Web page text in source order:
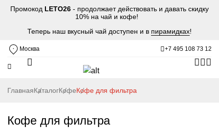
Промокод LETO26 - продолжает действовать и давать скидку
10% на чай и кофе!
Теперь наш вкусный чай доступен и в пирамидках!
+7 495 108 73 12
Москва
ГлавнаяКаталогКофеКофе для фильтра
Кофе для фильтра